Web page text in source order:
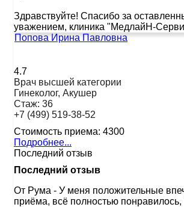
Здравствуйте! Спасибо за
уважением, клиника "МедлайН-
Попова Ирина Павловна
4.7
Врач высшей категории
Гинеколог, Акушер
Стаж: 36
+7 (499) 519-38-52
Стоимость приема: 4300
Подробнее...
Последний отзыв
Последний отзыв
От Рума - У меня положительные
приёма, всё полностью